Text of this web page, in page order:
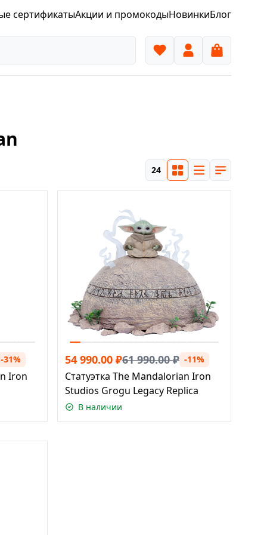
сертификатыАкции и промокодыНовинкиБлог
24
-31%
Iron
54 990.00₽61 990.00₽ -11%
Статуэтка The Mandalorian Iron
Studios Grogu Legacy Replica
В наличии